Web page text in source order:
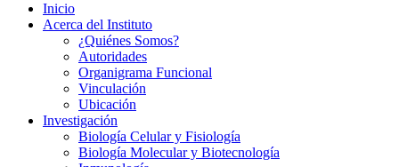
Inicio
Acerca del Instituto
¿Quiénes Somos?
Autoridades
Organigrama Funcional
Vinculación
Ubicación
Investigación
Biología Celular y Fisiología
Biología Molecular y Biotecnología